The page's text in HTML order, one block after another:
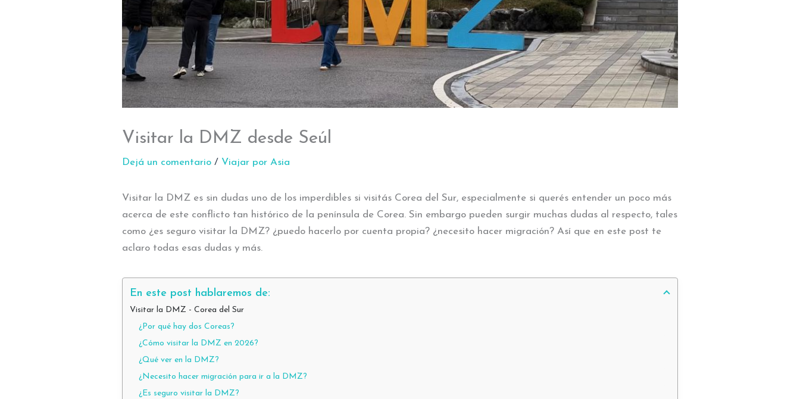
Visitar la DMZ desde Seúl
Dejá un comentario / Viajar por Asia
Visitar la DMZ es sin dudas uno de los imperdibles si visitás Corea del Sur, especialmente si querés entender un poco más
acerca de este conflicto tan histórico de la península de Corea. Sin embargo pueden surgir muchas dudas al respecto, tales
como ¿es seguro visitar la DMZ? ¿puedo hacerlo por cuenta propia? ¿necesito hacer migración? Así que en este post te
aclaro todas esas dudas y más.
En este post hablaremos de:
Visitar la DMZ - Corea del Sur
¿Por qué hay dos Coreas?
¿Cómo visitar la DMZ en 2026?
¿Qué ver en la DMZ?
¿Necesito hacer migración para ir a la DMZ?
¿Es seguro visitar la DMZ?